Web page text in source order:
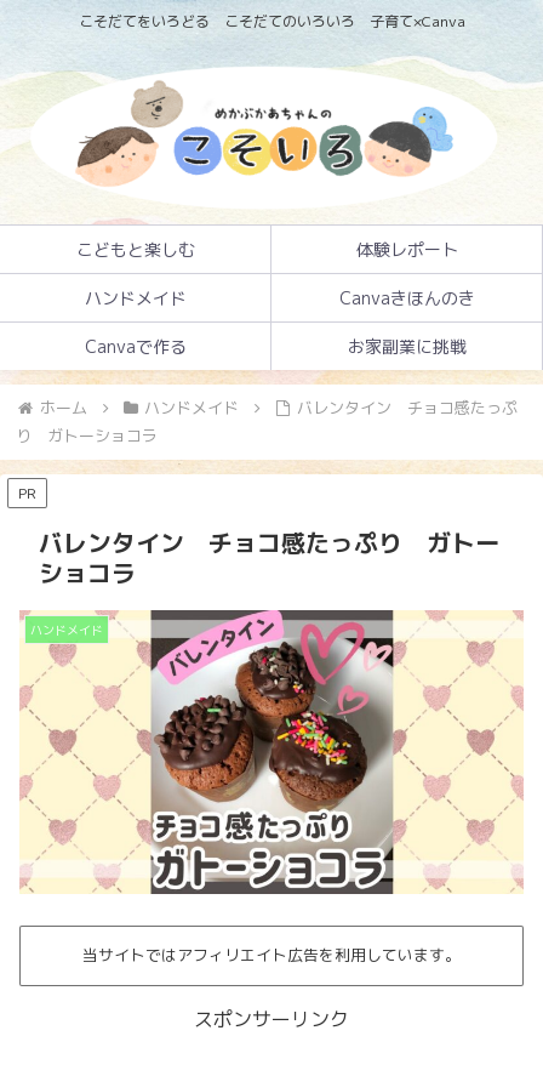
こそだてをいろどる こそだてのいろいろ 子育て×Canva
こどもと楽しむ 体験レポート
ハンドメイド Canvaきほんのき
Canvaで作る お家副業に挑戦
ホーム ハンドメイド
バレンタイン チョコ感たっぷ
り ガトーショコラ
PR
バレンタイン チョコ感たっぷり ガトー
ショコラ
ハンドメイド
当サイトではアフィリエイト広告を利用しています。
スポンサーリンク